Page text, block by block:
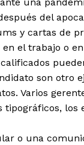
del
y cartas de
el trabajo o
son otro
Varios
los
o una